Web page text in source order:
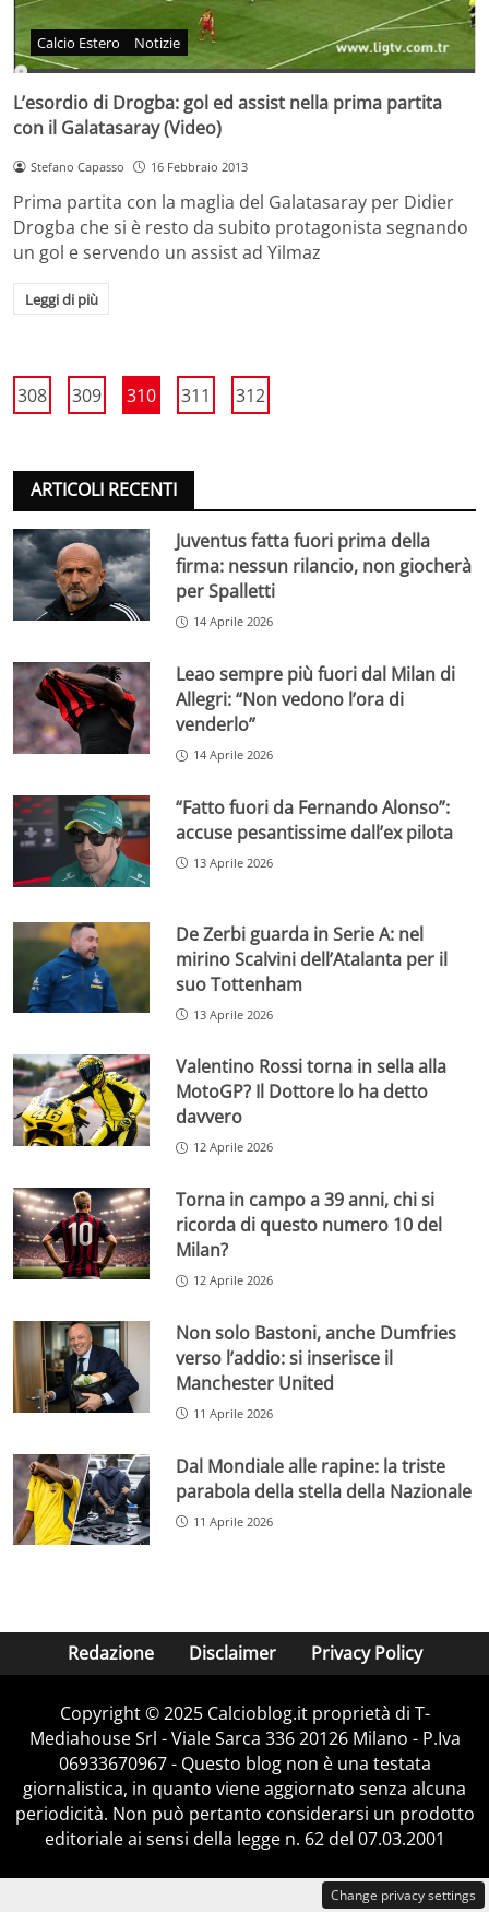
Calcio Estero Notizie
L’esordio di Drogba: gol ed assist nella prima partita
con il Galatasaray (Video)
Stefano Capasso 16 Febbraio 2013
Prima partita con la maglia del Galatasaray per Didier
Drogba che si è resto da subito protagonista segnando
un gol e servendo un assist ad Yilmaz
Leggi di più
308 309 310 311 312
ARTICOLI RECENTI
Juventus fatta fuori prima della
firma: nessun rilancio, non giocherà
per Spalletti
14 Aprile 2026
Leao sempre più fuori dal Milan di
Allegri: “Non vedono l’ora di
venderlo”
14 Aprile 2026
“Fatto fuori da Fernando Alonso”:
accuse pesantissime dall’ex pilota
13 Aprile 2026
De Zerbi guarda in Serie A: nel
mirino Scalvini dell’Atalanta per il
suo Tottenham
13 Aprile 2026
Valentino Rossi torna in sella alla
MotoGP? Il Dottore lo ha detto
davvero
12 Aprile 2026
Torna in campo a 39 anni, chi si
ricorda di questo numero 10 del
Milan?
12 Aprile 2026
Non solo Bastoni, anche Dumfries
verso l’addio: si inserisce il
Manchester United
11 Aprile 2026
Dal Mondiale alle rapine: la triste
parabola della stella della Nazionale
11 Aprile 2026
Redazione Disclaimer Privacy Policy
Copyright © 2025 Calcioblog.it proprietà di T-
Mediahouse Srl - Viale Sarca 336 20126 Milano - P.Iva
06933670967 - Questo blog non è una testata
giornalistica, in quanto viene aggiornato senza alcuna
periodicità. Non può pertanto considerarsi un prodotto
editoriale ai sensi della legge n. 62 del 07.03.2001
Change privacy settings